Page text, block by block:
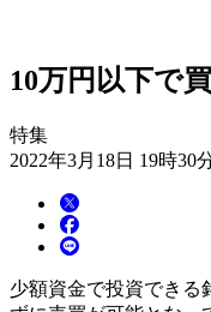
10万円以下で
特集
2022年3月18日 19時30
少額資金で投資できる